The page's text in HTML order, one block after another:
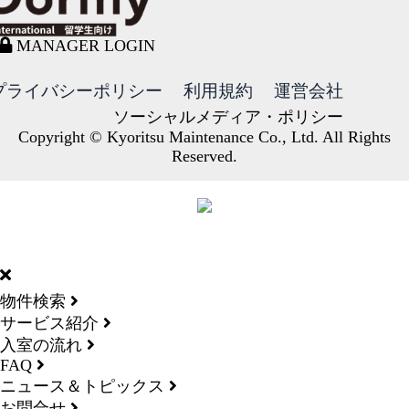
MANAGER LOGIN
ライバシーポリシー 利用規約 運営会社
ソーシャルメディア・ポリシー
Copyright © Kyoritsu Maintenance Co., Ltd. All Rights
Reserved.
物件検索
サービス紹介
入室の流れ
FAQ
ニュース＆トピックス